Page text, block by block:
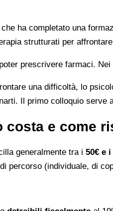
ha completato una
strutturati per
prescrivere farmaci.
una difficoltà, lo
Il primo colloquio serve
costa e come
generalmente tra i 50€ e i
percorso (individuale, di